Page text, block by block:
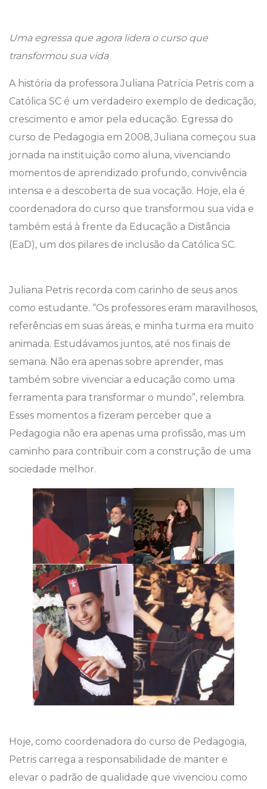
Uma egressa que agora lidera o curso que
transformou sua vida
A história da professora Juliana Patrícia Petris com a
Católica SC é um verdadeiro exemplo de dedicação,
crescimento e amor pela educação. Egressa do
curso de Pedagogia em 2008, Juliana começou sua
jornada na instituição como aluna, vivenciando
momentos de aprendizado profundo, convivência
intensa e a descoberta de sua vocação. Hoje, ela é
coordenadora do curso que transformou sua vida e
também está à frente da Educação a Distância
(EaD), um dos pilares de inclusão da Católica SC.
Juliana Petris recorda com carinho de seus anos
como estudante. “Os professores eram maravilhosos,
referências em suas áreas, e minha turma era muito
animada. Estudávamos juntos, até nos finais de
semana. Não era apenas sobre aprender, mas
também sobre vivenciar a educação como uma
ferramenta para transformar o mundo”, relembra.
Esses momentos a fizeram perceber que a
Pedagogia não era apenas uma profissão, mas um
caminho para contribuir com a construção de uma
sociedade melhor.
Hoje, como coordenadora do curso de Pedagogia,
Petris carrega a responsabilidade de manter e
elevar o padrão de qualidade que vivenciou como